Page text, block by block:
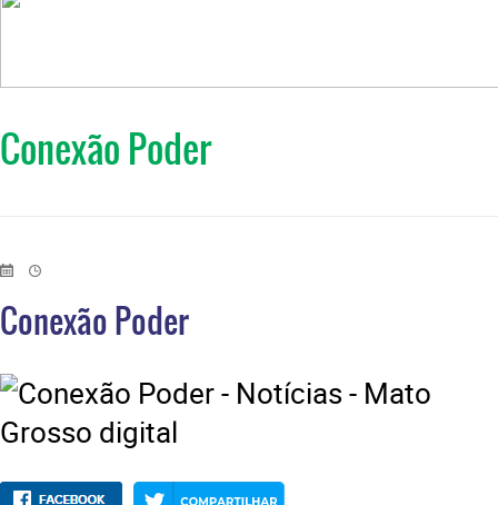
Conexão Poder
Conexão Poder